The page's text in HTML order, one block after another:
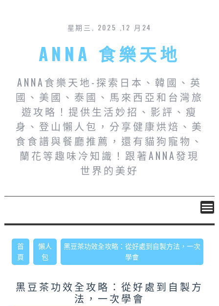
星期三, 2025 ,12 月24
ANNA 食樂天地
ANNA食樂天地-探索日本、韓國、英
國、美國、泰國、馬來西亞和台灣旅
遊攻略！提供生活妙招、影評、瘦
身、登山懶人包，分享健康烘焙、美
食食譜與餐廳推薦，還有貓狗寵物、
蘭花等趣味冷知識！跟著ANNA發現
世界的美好
首
頁
懶人
包
黑豆茶功效全攻略：從好處到自製方法，一次
學會
黑豆茶功效全攻略：從好處到自製方
法，一次學會